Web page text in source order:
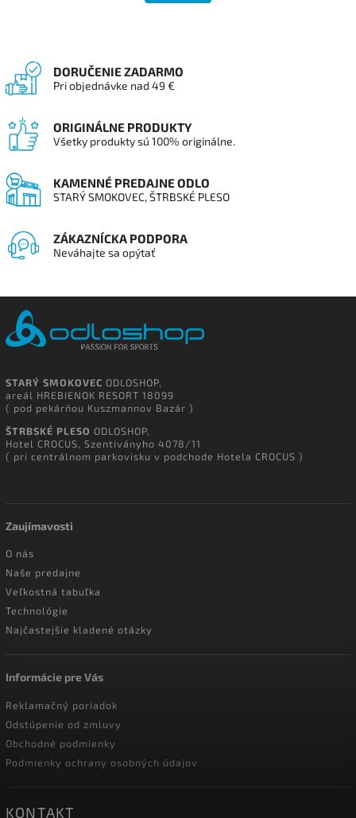
DORUČENIE ZADARMO
Pri objednávke nad 49 €
ORIGINÁLNE PRODUKTY
Všetky produkty sú 100% originálne.
KAMENNÉ PREDAJNE ODLO
STARÝ SMOKOVEC, ŠTRBSKÉ PLESO
ZÁKAZNÍCKA PODPORA
Neváhajte sa opýtať
STARÝ SMOKOVEC ODLOSHOP,
areál HREBIENOK RESORT 18099
( pod pekárňou Kuszmannov Bazár )
ŠTRBSKÉ PLESO ODLOSHOP,
Hotel CROCUS, Szentiványho 4078/11
( pri centrálnom parkovisku v podchode Hotela CROCUS )
Zaujímavosti
O nás
Naše predajne
Veľkostná tabuľka
Technológie
Najčastejšie kladené otázky
Informácie pre Vás
Reklamačný poriadok
Odstúpenie od zmluvy
Obchodné podmienky
Podmienky ochrany osobných údajov
KONTAKT